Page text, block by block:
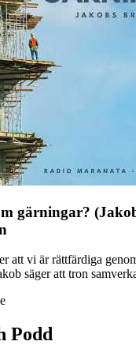
gärningar?
att vi är rättfärdiga
säger att tron
Podd